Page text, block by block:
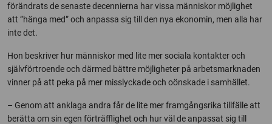
förändrats de senaste decennierna har vissa människor möjlighet
att ”hänga med” och anpassa sig till den nya ekonomin, men alla har
inte det.
Hon beskriver hur människor med lite mer sociala kontakter och
självförtroende och därmed bättre möjligheter på arbetsmarknaden
vinner på att peka på mer misslyckade och oönskade i samhället.
– Genom att anklaga andra får de lite mer framgångsrika tillfälle att
berätta om sin egen förträfflighet och hur väl de anpassat sig till